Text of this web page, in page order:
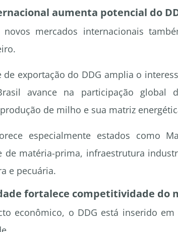
aumenta potencial do
mercados internacionais
de exportação do DDG amplia o
avance na participação global
de milho e sua matriz
especialmente estados como
de matéria-prima, infraestrutura
e pecuária.
fortalece competitividade do
econômico, o DDG está inserido